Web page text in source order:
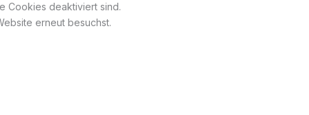
Cookies deaktiviert sind.
erneut besuchst.